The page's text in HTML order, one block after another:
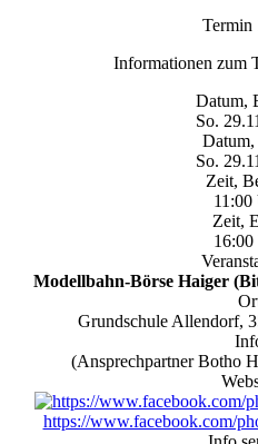
Termin
Informationen zum
Datum,
So.
Datum,
So.
Zeit,
11:00
Zeit,
Modellbahn-Börse Haiger
Grundschule Allendorf,
(Ansprechpartner Botho
https://www.facebook.com/